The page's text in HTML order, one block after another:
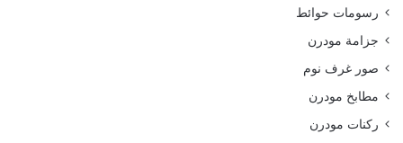
رسومات حوائط
جزامة مودرن
صور غرف نوم
مطابخ مودرن
ركنات مودرن